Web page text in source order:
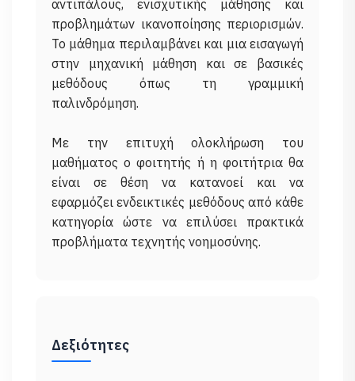
αντιπάλους, ενισχυτικής μάθησης και
προβλημάτων ικανοποίησης περιορισμών.
Το μάθημα περιλαμβάνει και μια εισαγωγή
στην μηχανική μάθηση και σε βασικές
μεθόδους όπως τη γραμμική
παλινδρόμηση.
Με την επιτυχή ολοκλήρωση του
μαθήματος ο φοιτητής ή η φοιτήτρια θα
είναι σε θέση να κατανοεί και να
εφαρμόζει ενδεικτικές μεθόδους από κάθε
κατηγορία ώστε να επιλύσει πρακτικά
Δεξιότητες